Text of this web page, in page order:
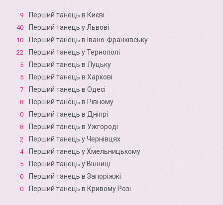
9 Перший танець в Києві
40 Перший танець у Львові
10 Перший танець в Івано-Франківську
22 Перший танець у Тернополі
5 Перший танець в Луцьку
5 Перший танець в Харкові
7 Перший танець в Одесі
8 Перший танець в Рівному
0 Перший танець в Дніпрі
8 Перший танець в Ужгороді
2 Перший танець у Чернівцях
4 Перший танець у Хмельницькому
5 Перший танець у Вінниці
0 Перший танець в Запоріжжі
0 Перший танець в Кривому Розі